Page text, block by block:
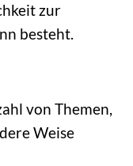
zur
besteht.
von Themen,
Weise